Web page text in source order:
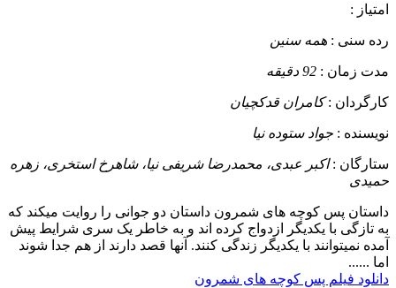
امتیاز :
رده سنی : همه سنین
مدت زمان : 92 دقیقه
کارگردان :کامران قدکچیان
نویسنده : جواد ستوده نیا
ستارگان :اکبر عبدی، محمدرضا شریفی‌ نیا، شاهرخ استخری، زهره
حمیدی
داستان پس کوچه های شمرون داستان دو جوانی را روایت میکند که
به تازگی با یکدیگر ازدواج کرده اند و به خاطر یک سری شرایط پیش
آمده نمیتوانند با یکدیگر زندگی کنند. آنها قصد دارند از هم جدا شوند
اما ......
دانلود فیلم پس کوچه های شمرون